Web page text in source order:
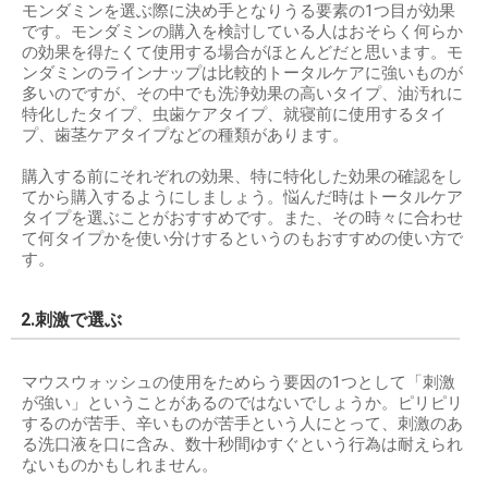
モンダミンを選ぶ際に決め手となりうる要素の1つ目が効果
です。モンダミンの購入を検討している人はおそらく何らか
の効果を得たくて使用する場合がほとんどだと思います。モ
ンダミンのラインナップは比較的トータルケアに強いものが
多いのですが、その中でも洗浄効果の高いタイプ、油汚れに
特化したタイプ、虫歯ケアタイプ、就寝前に使用するタイ
プ、歯茎ケアタイプなどの種類があります。
購入する前にそれぞれの効果、特に特化した効果の確認をし
てから購入するようにしましょう。悩んだ時はトータルケア
タイプを選ぶことがおすすめです。また、その時々に合わせ
て何タイプかを使い分けするというのもおすすめの使い方で
す。
2.刺激で選ぶ
マウスウォッシュの使用をためらう要因の1つとして「刺激
が強い」ということがあるのではないでしょうか。ピリピリ
するのが苦手、辛いものが苦手という人にとって、刺激のあ
る洗口液を口に含み、数十秒間ゆすぐという行為は耐えられ
ないものかもしれません。